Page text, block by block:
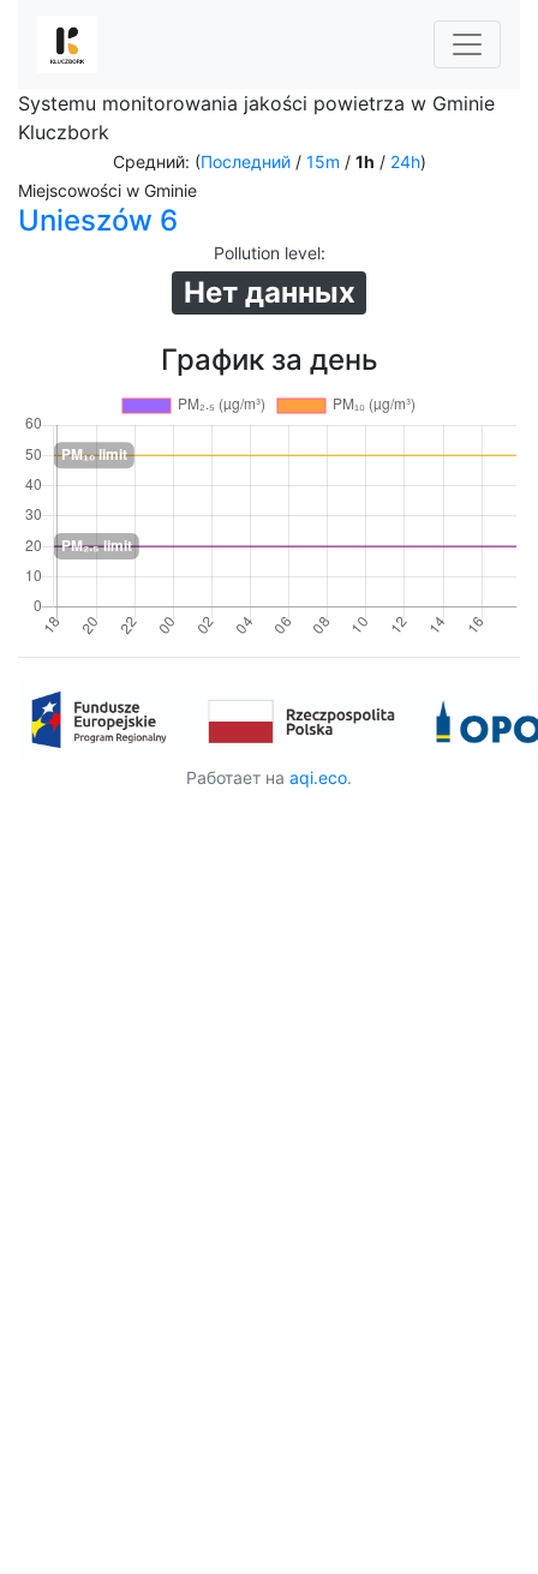
Systemu monitorowania jakości powietrza w Gminie
Kluczbork
Средний: (Последний/ 15m / 1h / 24h)
Miejscowości w Gminie
Unieszów 6
Pollution level:
Нет данных
График за день
Работает на aqi.eco.